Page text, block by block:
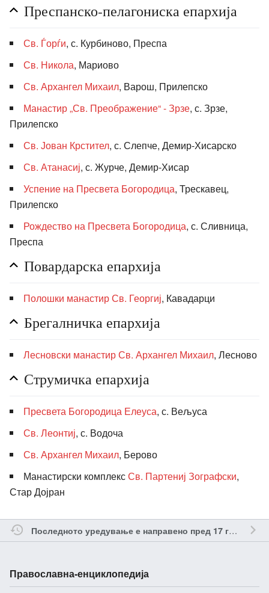
Преспанско-пелагониска епархија
Св. Ѓорѓи, с. Курбиново, Преспа
Св. Никола, Мариово
Св. Архангел Михаил, Варош, Прилепско
Манастир „Св. Преображение“ - Зрзе, с. Зрзе,
Прилепско
Св. Јован Крстител, с. Слепче, Демир-Хисарско
Св. Атанасиј, с. Журче, Демир-Хисар
Успение на Пресвета Богородица, Трескавец,
Прилепско
Рождество на Пресвета Богородица, с. Сливница,
Преспа
Повардарска епархија
Полошки манастир Св. Георгиј, Кавадарци
Брегалничка епархија
Лесновски манастир Св. Архангел Михаил, Лесново
Струмичка епархија
Пресвета Богородица Елеуса, с. Вељуса
Св. Леонтиј, с. Водоча
Св. Архангел Михаил, Берово
Манастирски комплексСв. Партениј Зографски,
Стар Дојран
Последното уредување е направено пред 17 години од
Православна-енциклопедија